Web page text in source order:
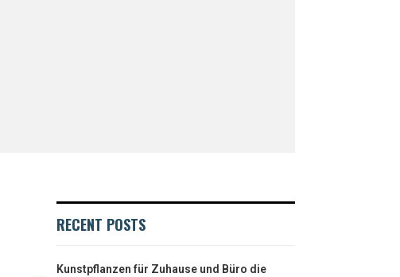
RECENT POSTS
Kunstpflanzen für Zuhause und Büro die